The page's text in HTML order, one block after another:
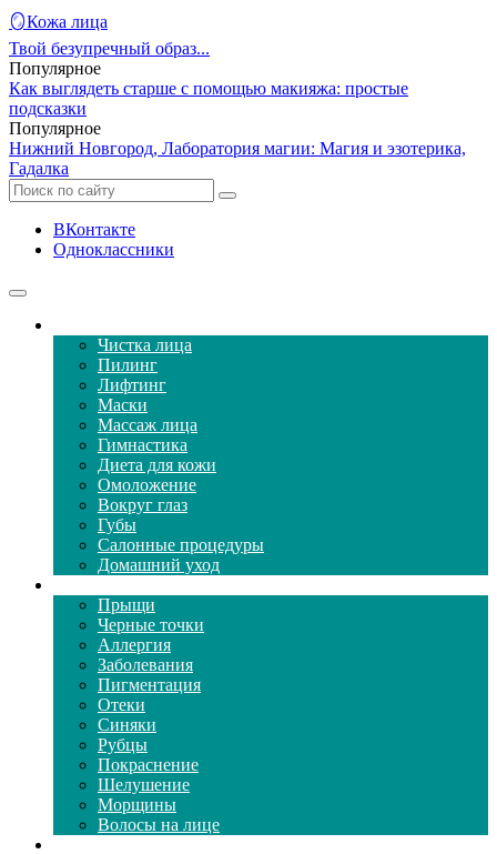
🪞Кожа лица
Твой безупречный образ...
Популярное
Как выглядеть старше с помощью макияжа: простые
подсказки
Популярное
Нижний Новгород, Лаборатория магии: Магия и эзотерика,
Гадалка
ВКонтакте
Одноклассники
Чистка лица
Пилинг
Лифтинг
Маски
Массаж лица
Гимнастика
Диета для кожи
Омоложение
Вокруг глаз
Губы
Салонные процедуры
Домашний уход
Прыщи
Черные точки
Аллергия
Заболевания
Пигментация
Отеки
Синяки
Рубцы
Покраснение
Шелушение
Морщины
Волосы на лице